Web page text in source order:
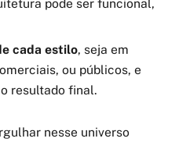
pode ser funcional,
cada estilo, seja em
ou públicos, e
resultado final.
nesse universo